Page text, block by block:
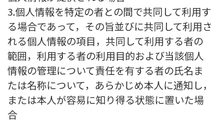
3.個人情報を特定の者との間で共同して利用す
る場合であって，その旨並びに共同して利用さ
れる個人情報の項目，共同して利用する者の
範囲，利用する者の利用目的および当該個人
情報の管理について責任を有する者の氏名ま
たは名称について，あらかじめ本人に通知し，
または本人が容易に知り得る状態に置いた場
合